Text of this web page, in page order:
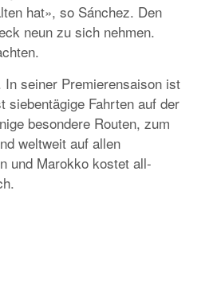
hat», so Sánchez. Den
neun zu sich nehmen.
seiner Premierensaison ist
siebentägige Fahrten auf der
besondere Routen, zum
weltweit auf allen
und Marokko kostet all-